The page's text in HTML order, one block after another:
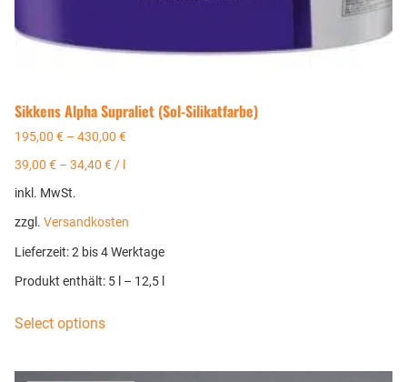
Sikkens Alpha Supraliet (Sol-Silikatfarbe)
195,00 € – 430,00 €
39,00 € – 34,40 € /
inkl. MwSt.
zzgl. Versandkosten
Lieferzeit:2 bis 4 Werktage
Produkt enthält: 5 – 12,5
Select options